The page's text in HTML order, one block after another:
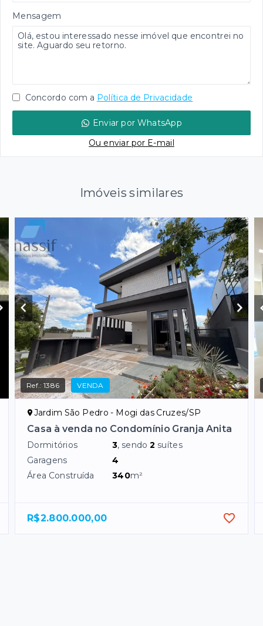
Mensagem
Concordo com a Política de Privacidade
Enviar por WhatsApp
Ou enviar por E-mail
Imóveis similares
Ref.:1386 VENDA
Jardim São Pedro - Mogi das Cruzes/SP
Casa à venda no Condomínio Granja Anita
Dormitórios 3, sendo2 suítes
Garagens
4
Área Construída
340m²
R$2.800.000,00